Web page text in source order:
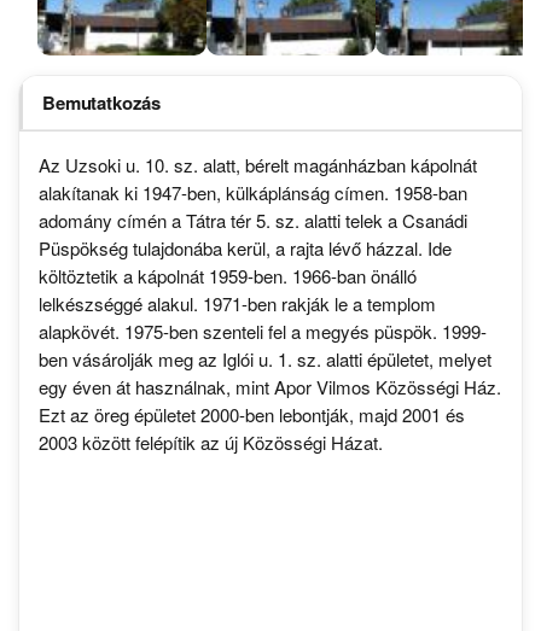
Bemutatkozás
Az Uzsoki u. 10. sz. alatt, bérelt magánházban kápolnát
alakítanak ki 1947-ben, külkáplánság címen. 1958-ban
adomány címén a Tátra tér 5. sz. alatti telek a Csanádi
Püspökség tulajdonába kerül, a rajta lévő házzal. Ide
költöztetik a kápolnát 1959-ben. 1966-ban önálló
lelkészséggé alakul. 1971-ben rakják le a templom
alapkövét. 1975-ben szenteli fel a megyés püspök. 1999-
ben vásárolják meg az Iglói u. 1. sz. alatti épületet, melyet
egy éven át használnak, mint Apor Vilmos Közösségi Ház.
Ezt az öreg épületet 2000-ben lebontják, majd 2001 és
2003 között felépítik az új Közösségi Házat.